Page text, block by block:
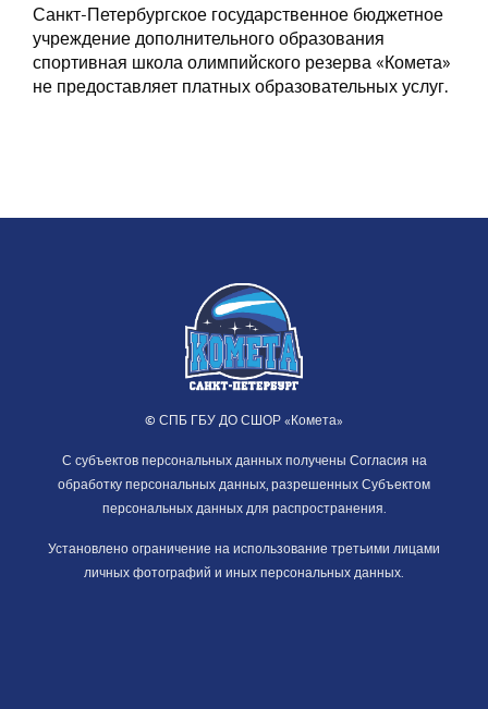
Санкт-Петербургское государственное бюджетное
учреждение дополнительного образования
спортивная школа олимпийского резерва «Комета»
не предоставляет платных образовательных услуг.
© СПБ ГБУ ДО СШОР «Комета»
С субъектов персональных данных получены Согласия на
обработку персональных данных, разрешенных Субъектом
персональных данных для распространения.
Установлено ограничение на использование третьими лицами
личных фотографий и иных персональных данных.